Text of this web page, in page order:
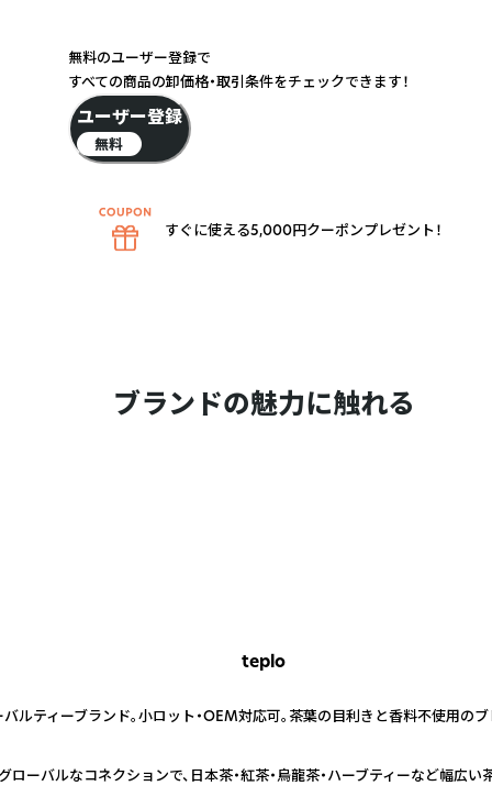
ブランドの魅力に触れる
teplo
ルティーブランド。小ロット・OEM対応可。茶葉の目利きと香料不使用の
ローバルなコネクションで、日本茶・紅茶・烏龍茶・ハーブティーなど幅広い
無料のユーザー登録で
すべての商品の卸価格・取引条件をチェックできます！
ユーザー登録
無料
すぐに使える5,000円クーポンプレゼント！